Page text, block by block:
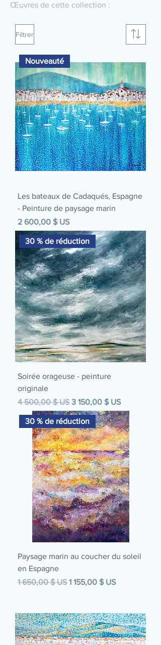
Œuvres de cette collection :
Filtrer
Nouveauté
Les bateaux de Cadaqués, Espagne
- Peinture de paysage marin
Prix
2 600,00 $ US
30 % de réduction
Soirée orageuse - peinture
originale
Prix original
4 500,00 $ US Prix promotionnel
3 150,00 $ US
30 % de réduction
Paysage marin au coucher du soleil
en Espagne
Prix original
1 650,00 $ US Prix promotionnel
1 155,00 $ US